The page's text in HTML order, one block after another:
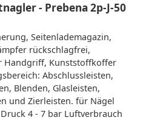
- Prebena 2p-J-50
Seitenlademagazin,
rückschlagfrei,
Handgriff, Kunststoffkoffer
Abschlussleisten,
Blenden, Glasleisten,
und Zierleisten. für Nägel
4 - 7 bar Luftverbrauch